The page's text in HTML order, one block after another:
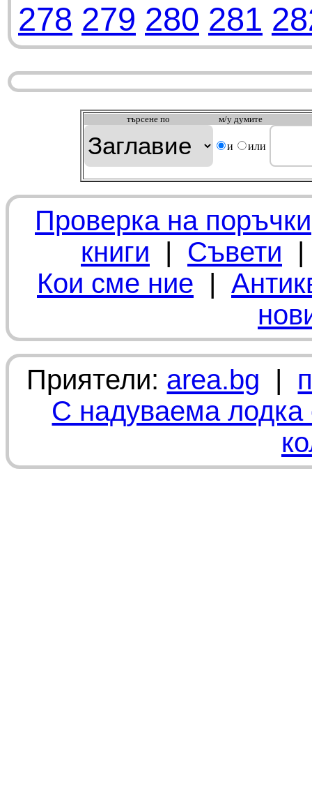
278 279 280 281
търсeне по м/у думите
и или
Проверка на поръчки
книги | Съвети
Кои сме ние |
Приятели: area.bg |
С надуваема лодка